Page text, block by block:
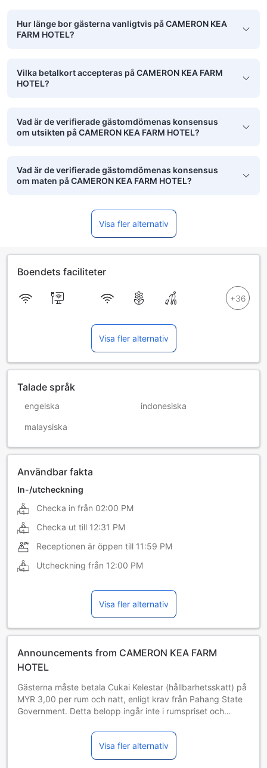
Hur länge bor gästerna vanligtvis på CAMERON KEA
FARM HOTEL?
Vilka betalkort accepteras på CAMERON KEA FARM
HOTEL?
Vad är de verifierade gästomdömenas konsensus
om utsikten på CAMERON KEA FARM HOTEL?
Vad är de verifierade gästomdömenas konsensus
om maten på CAMERON KEA FARM HOTEL?
Visa fler alternativ
Boendets faciliteter
Visa fler alternativ
Talade språk
engelska indonesiska
malaysiska
Användbar fakta
In-/utcheckning
Checka in från 02:00 PM
Checka ut till 12:31 PM
Receptionen är öppen till 11:59 PM
Utcheckning från 12:00 PM
Visa fler alternativ
Announcements from CAMERON KEA FARM
HOTEL
Gästerna måste betala Cukai Kelestar (hållbarhetsskatt) på
MYR 3,00 per rum och natt, enligt krav från Pahang State
Government. Detta belopp ingår inte i rumspriset och
Visa fler alternativ